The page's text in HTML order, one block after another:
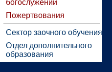
богослужений
Пожертвования
Сектор заочного обучения
Отдел дополнительного
образования